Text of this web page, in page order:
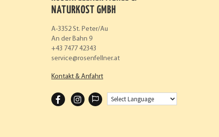
NATURKOST GMBH
A-3352 St. Peter/Au
An der Bahn 9
+43 7477 42343
service
rosenfellner.at
Kontakt & Anfahrt
F I